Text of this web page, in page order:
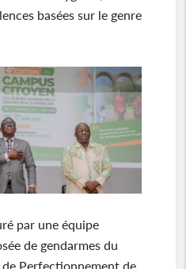
basées sur le genre
par une équipe
de gendarmes du
Perfectionnement de